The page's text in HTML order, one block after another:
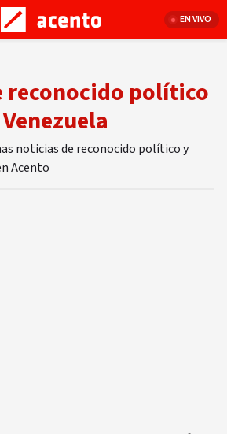
EN VIVO
reconocido político
noticias de reconocido político y
Acento